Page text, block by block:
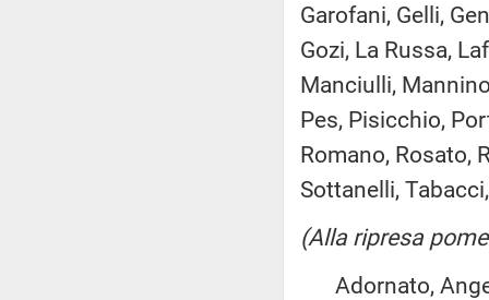
Garofani, Gelli,
Gozi, La Russa,
Manciulli,
Pes, Pisicchio,
Romano, Rosato,
Sottanelli,
(Alla ripresa
Adornato,